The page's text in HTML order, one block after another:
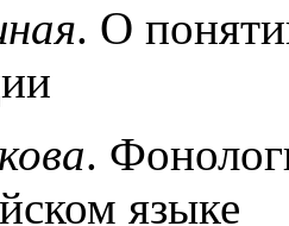
. О
.
языке